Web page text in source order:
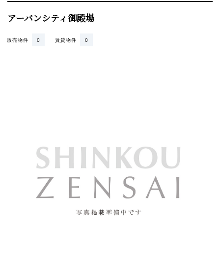
アーバンシティ御殿場
賃貸物件 0
販売物件 0